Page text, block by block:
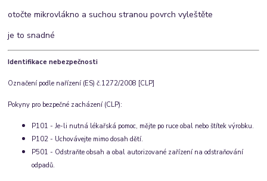
otočte mikrovlákno a suchou stranou povrch vyleštěte
je to snadné
Identifikace nebezpečnosti
Označení podle nařízení (ES) č.1272/2008 [CLP]
Pokyny pro bezpečné zacházení (CLP):
P101 - Je-li nutná lékařská pomoc, mějte po ruce obal nebo štítek výrobku.
P102 - Uchovávejte mimo dosah dětí.
P501 - Odstraňte obsah a obal autorizované zařízení na odstraňování
odpadů.